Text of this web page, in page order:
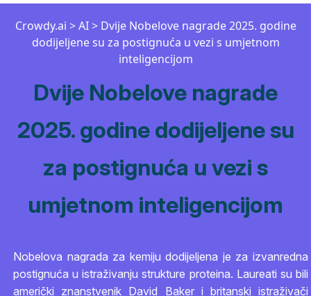
Crowdy.ai >AI> Dvije Nobelove nagrade 2025. godine
dodijeljene su za postignuća u vezi s umjetnom
inteligencijom
Dvije Nobelove nagrade
2025. godine dodijeljene su
za postignuća u vezi s
umjetnom inteligencijom
Nobelova nagrada za kemiju dodijeljena je za izvanredna
postignuća u istraživanju strukture proteina. Laureati su bili
američki znanstvenik David Baker i britanski istraživači